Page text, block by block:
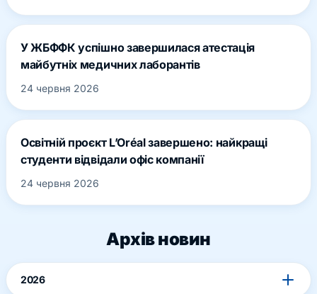
У ЖБФФК успішно завершилася атестація
майбутніх медичних лаборантів
24 червня 2026
Освітній проєкт L’Oréal завершено: найкращі
студенти відвідали офіс компанії
24 червня 2026
Архів новин
2026